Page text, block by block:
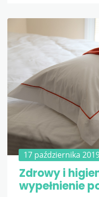
17 października
Zdrowy i
wypełnienie